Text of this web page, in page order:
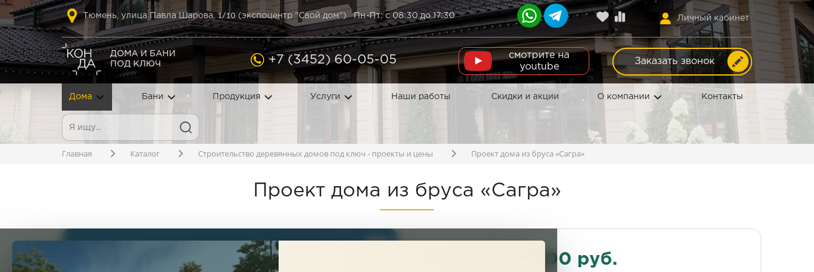
Тюмень, улица Павла Шарова, 1/10 (экспоцентр "Свой дом") Пн-Пт: с 08:30 до 17:30 Личный кабинет
ДОМА И БАНИ
ПОД КЛЮЧ
+7 (3452) 60-05-05
смотрите на
youtube
Заказать звонок
Дома Бани Продукция Услуги Наши работы Скидки и акции О компании Контакты
Главная Каталог Строительство деревянных домов под ключ - проекты и цены Проект дома из бруса «‎Сагра‎»
Проект дома из бруса «‎Сагра‎»
От - 5 100 000 руб.